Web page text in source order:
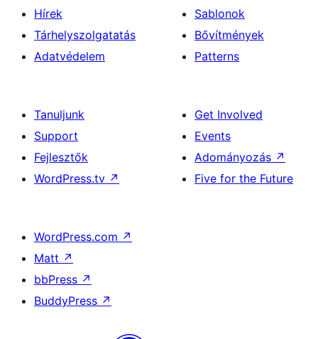
Hírek
Tárhelyszolgatatás
Adatvédelem
Sablonok
Bővítmények
Patterns
Tanuljunk
Support
Fejlesztők
WordPress.tv ↗
Get Involved
Events
Adományozás ↗
Five for the Future
WordPress.com ↗
Matt ↗
bbPress ↗
BuddyPress ↗